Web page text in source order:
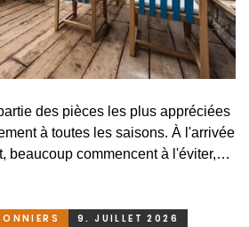
des pièces les plus appréciées
à toutes les saisons. À l'arrivée
beaucoup commencent à l'éviter,
de détente. C'est pourtant
9. JUILLET 2026